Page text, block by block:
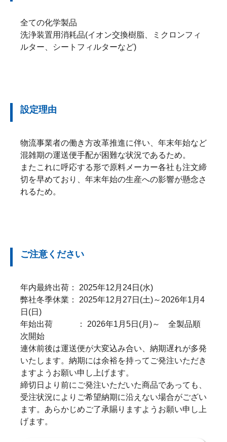
全ての化学製品
洗浄装置用消耗品(イオン交換樹脂、ミクロンフィ
ルター、シートフィルターなど)
設定理由
物流事業者の働き方改革推進に伴い、年末年始など
混雑期の運送便手配が困難な状況であるため。
またこれに呼応する形で原料メーカー各社も注文締
切を早めており、年末年始の生産への影響が懸念さ
れるため。
ご注意ください
年内最終出荷： 2025年12月24日(水)
弊社冬季休業： 2025年12月27日(土)～2026年1月4
日(日)
年始出荷 ： 2026年1月5日(月)～ 全製品順
次開始
連休前後は運送便が大変込み合い、納期遅れが多発
いたします。納期には余裕を持ってご発注いただき
ますようお願い申し上げます。
締切日より前にご発注いただいた商品であっても、
受注状況によりご希望納期に沿えない場合がござい
ます。あらかじめご了承賜りますようお願い申し上
げます。